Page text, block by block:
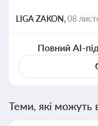
LIGA ZAKON,08
Повний AI-
Теми, які можуть